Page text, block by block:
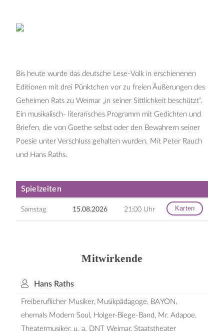
Bis heute wurde das deutsche Lese-Volk in erschienenen
Editionen mit drei Pünktchen vor zu freien Äußerungen des
Geheimen Rats zu Weimar „in seiner Sittlichkeit beschützt”.
Ein musikalisch- literarisches Programm mit Gedichten und
Briefen, die von Goethe selbst oder den Bewahrern seiner
Poesie unter Verschluss gehalten wurden. Mit Peter Rauch
und Hans Raths.
Spielzeiten
Samstag 15.08.2026 21:00 Uhr Karten
Mitwirkende
Hans Raths
Freiberuflicher Musiker, Musikpädagoge, BAYON,
ehemals Modern Soul, Holger-Biege-Band, Mr. Adapoe.
Theatermusiker, u. a. DNT Weimar, Staatstheater